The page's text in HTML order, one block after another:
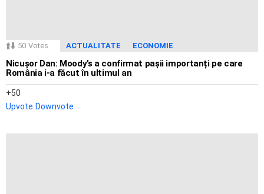
50 Votes ACTUALITATE ECONOMIE
Nicușor Dan: Moody’s a confirmat pașii importanți pe care
România i-a făcut în ultimul an
50
Upvote Downvote